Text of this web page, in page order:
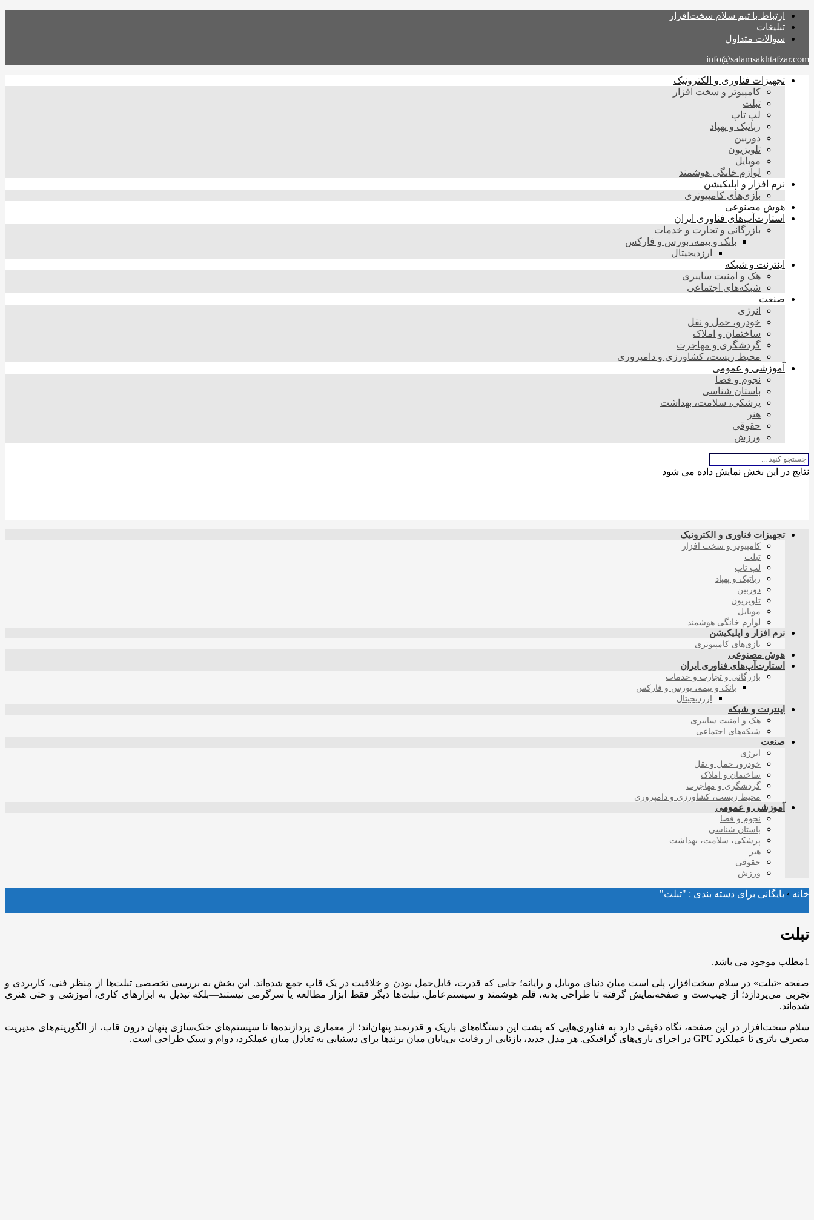
ارتباط با تیم سلام سخت‌افزار
تبلیغات
سوالات متداول
info@salamsakhtafzar.com
تجهیزات فناوری و الکترونیک
کامپیوتر و سخت افزار
تبلت
لپ تاپ
رباتیک و پهپاد
دوربین
تلویزیون
موبایل
لوازم خانگی هوشمند
نرم افزار و اپلیکیشن
بازی‌های کامپیوتری
هوش مصنوعی
استارت‌آپ‌های فناوری ایران
بازرگانی و تجارت و خدمات
بانک و بیمه، بورس و فارکس
ارزدیجیتال
اینترنت و شبکه
هک و امنیت سایبری
شبکه‌های اجتماعی
صنعت
انرژی
خودرو، حمل و نقل
ساختمان و املاک
گردشگری و مهاجرت
محیط زیست، کشاورزی و دامپروری
آموزشی و عمومی
نجوم و فضا
باستان شناسی
پزشکی، سلامت، بهداشت
هنر
حقوقی
ورزش
نتایج در این بخش نمایش داده می شود
تجهیزات فناوری و الکترونیک
کامپیوتر و سخت افزار
تبلت
لپ تاپ
رباتیک و پهپاد
دوربین
تلویزیون
موبایل
لوازم خانگی هوشمند
نرم افزار و اپلیکیشن
بازی‌های کامپیوتری
هوش مصنوعی
استارت‌آپ‌های فناوری ایران
بازرگانی و تجارت و خدمات
بانک و بیمه، بورس و فارکس
ارزدیجیتال
اینترنت و شبکه
هک و امنیت سایبری
شبکه‌های اجتماعی
صنعت
انرژی
خودرو، حمل و نقل
ساختمان و املاک
گردشگری و مهاجرت
محیط زیست، کشاورزی و دامپروری
آموزشی و عمومی
نجوم و فضا
باستان شناسی
پزشکی، سلامت، بهداشت
هنر
حقوقی
ورزش
خانه › بایگانی برای دسته بندی : "تبلت"
تبلت
1مطلب موجود می باشد.
صفحه «تبلت» در سلام سخت‌افزار، پلی است میان دنیای موبایل و رایانه؛ جایی که قدرت، قابل‌حمل بودن و خلاقیت در یک قاب جمع شده‌اند. این بخش به بررسی تخصصی تبلت‌ها از منظر فنی، کاربردی و
تجربی می‌پردازد؛ از چیپ‌ست و صفحه‌نمایش گرفته تا طراحی بدنه، قلم هوشمند و سیستم‌عامل. تبلت‌ها دیگر فقط ابزار مطالعه یا سرگرمی نیستند—بلکه تبدیل به ابزارهای کاری، آموزشی و حتی هنری
شده‌اند.
سلام سخت‌افزار در این صفحه، نگاه دقیقی دارد به فناوری‌هایی که پشت این دستگاه‌های باریک و قدرتمند پنهان‌اند؛ از معماری پردازنده‌ها تا سیستم‌های خنک‌سازی پنهان درون قاب، از الگوریتم‌های مدیریت
مصرف باتری تا عملکرد GPU در اجرای بازی‌های گرافیکی. هر مدل جدید، بازتابی از رقابت بی‌پایان میان برندها برای دستیابی به تعادل میان عملکرد، دوام و سبک طراحی است.